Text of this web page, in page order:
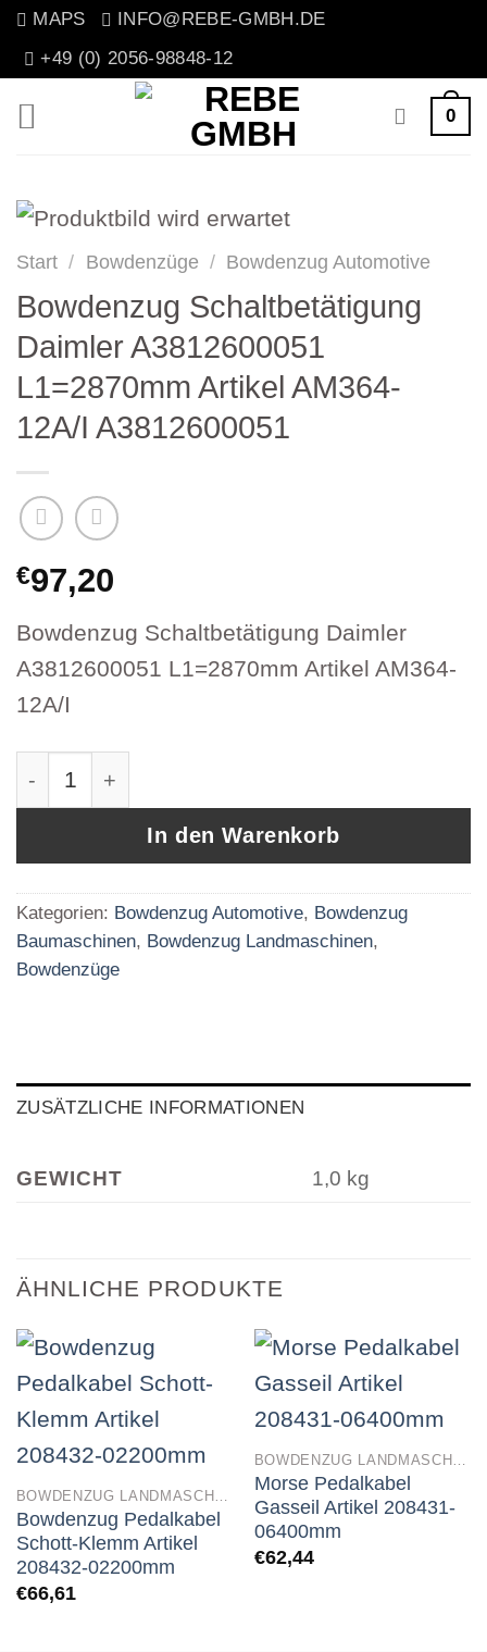
Zum
Inhalt
MAPS
INFO@REBE-GMBH.DE
+49 (0) 2056-98848-12
0
Start / Bowdenzüge / Bowdenzug Automotive
Bowdenzug Schaltbetätigung
Daimler A3812600051
L1=2870mm Artikel AM364-
12A/I A3812600051
€97,20
Bowdenzug Schaltbetätigung Daimler
A3812600051 L1=2870mm Artikel AM364-
12A/I
In den Warenkorb
Kategorien: Bowdenzug Automotive, Bowdenzug
Baumaschinen, Bowdenzug Landmaschinen,
Bowdenzüge
ZUSÄTZLICHE INFORMATIONEN
GEWICHT 1,0 kg
ÄHNLICHE PRODUKTE
Bowdenzug Pedalkabel
Schott-Klemm Artikel
208432-02200mm
€66,61
Morse Pedalkabel
Gasseil Artikel 208431-
06400mm
€62,44